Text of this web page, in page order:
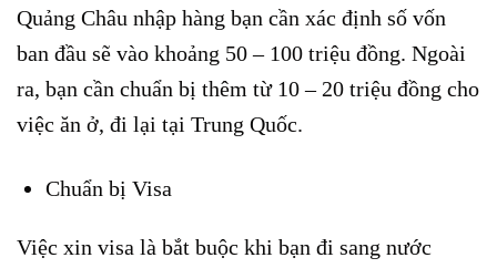
Quảng Châu nhập hàng bạn cần xác định số vốn
ban đầu sẽ vào khoảng 50 – 100 triệu đồng. Ngoài
ra, bạn cần chuẩn bị thêm từ 10 – 20 triệu đồng cho
việc ăn ở, đi lại tại Trung Quốc.
Chuẩn bị Visa
Việc xin visa là bắt buộc khi bạn đi sang nước